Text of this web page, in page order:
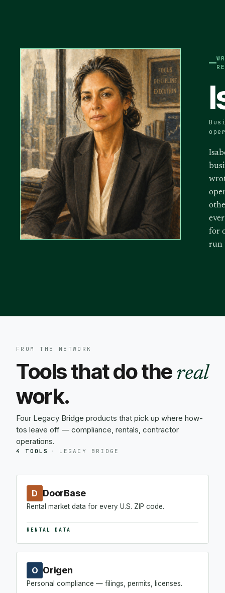
for
run
FROM THE NETWORK
Tools that do the real
work.
Four Legacy Bridge products that pick up where how-
tos leave off — compliance, rentals, contractor
operations.
4 TOOLS · LEGACY BRIDGE
D DoorBase
Rental market data for every U.S. ZIP code.
RENTAL DATA
O Origen
Personal compliance — filings, permits, licenses.